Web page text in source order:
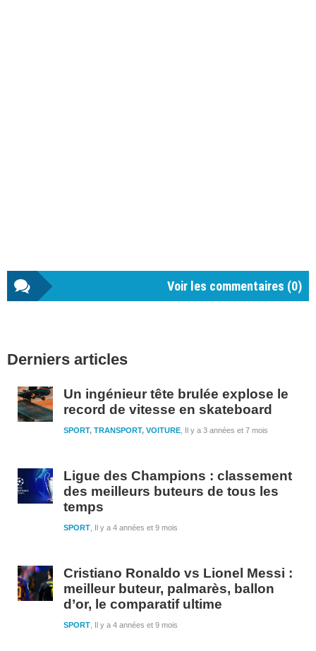
Voir les commentaires (0)
latérale
Derniers articles
Un ingénieur tête brulée explose le
record de vitesse en skateboard
Il y a 3 années et 7 mois
SPORT, TRANSPORT, VOITURE
Ligue des Champions : classement
des meilleurs buteurs de tous les
temps
Il y a 4 années et 9 mois
SPORT
Cristiano Ronaldo vs Lionel Messi :
meilleur buteur, palmarès, ballon
d’or, le comparatif ultime
Il y a 4 années et 9 mois
SPORT